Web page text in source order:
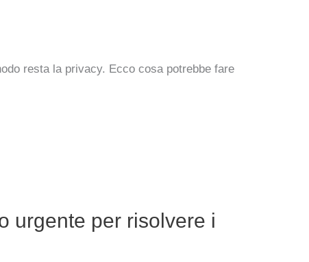
resta la privacy. Ecco cosa potrebbe fare
urgente per risolvere i